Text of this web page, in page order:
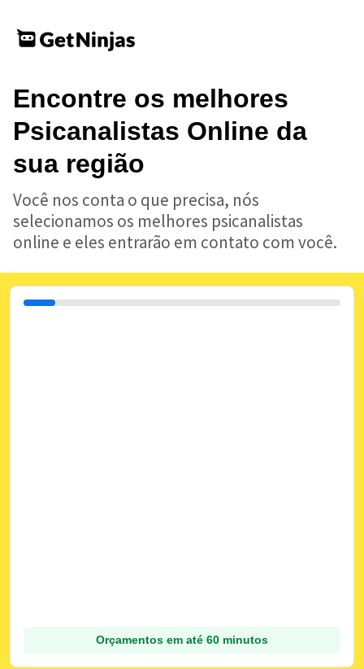
Encontre os melhores
Psicanalistas Online da
sua região
Você nos conta o que precisa, nós
selecionamos os melhores psicanalistas
online e eles entrarão em contato com você.
Orçamentos em até 60 minutos